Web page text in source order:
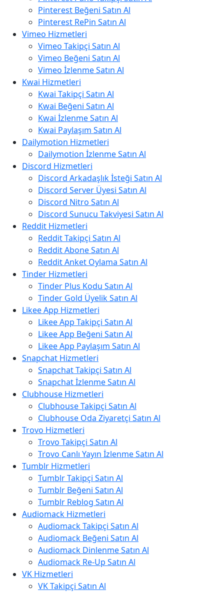
Pinterest Beğeni Satın Al
Pinterest RePin Satın Al
Vimeo Hizmetleri
Vimeo Takipçi Satın Al
Vimeo Beğeni Satın Al
Vimeo İzlenme Satın Al
Kwai Hizmetleri
Kwai Takipçi Satın Al
Kwai Beğeni Satın Al
Kwai İzlenme Satın Al
Kwai Paylaşım Satın Al
Dailymotion Hizmetleri
Dailymotion İzlenme Satın Al
Discord Hizmetleri
Discord Arkadaşlık İsteği Satın Al
Discord Server Üyesi Satın Al
Discord Nitro Satın Al
Discord Sunucu Takviyesi Satın Al
Reddit Hizmetleri
Reddit Takipçi Satın Al
Reddit Abone Satın Al
Reddit Anket Oylama Satın Al
Tinder Hizmetleri
Tinder Plus Kodu Satın Al
Tinder Gold Üyelik Satın Al
Likee App Hizmetleri
Likee App Takipçi Satın Al
Likee App Beğeni Satın Al
Likee App Paylaşım Satın Al
Snapchat Hizmetleri
Snapchat Takipçi Satın Al
Snapchat İzlenme Satın Al
Clubhouse Hizmetleri
Clubhouse Takipçi Satın Al
Clubhouse Oda Ziyaretçi Satın Al
Trovo Hizmetleri
Trovo Takipçi Satın Al
Trovo Canlı Yayın İzlenme Satın Al
Tumblr Hizmetleri
Tumblr Takipçi Satın Al
Tumblr Beğeni Satın Al
Tumblr Reblog Satın Al
Audiomack Hizmetleri
Audiomack Takipçi Satın Al
Audiomack Beğeni Satın Al
Audiomack Dinlenme Satın Al
Audiomack Re-Up Satın Al
VK Hizmetleri
VK Takipçi Satın Al